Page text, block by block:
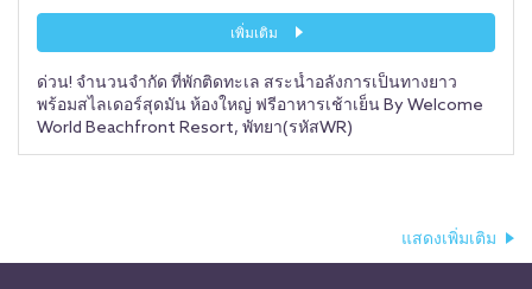
เพิ่มเติม
ด่วน! จำนวนจำกัด ที่พักติดทะเล สระน้ำอลังการเป็นทางยาว
พร้อมสไลเดอร์สุดมัน ห้องใหญ่ ฟรีอาหารเช้าเย็น By Welcome
World Beachfront Resort, พัทยา(รหัสWR)
แสดงเพิ่มเติม